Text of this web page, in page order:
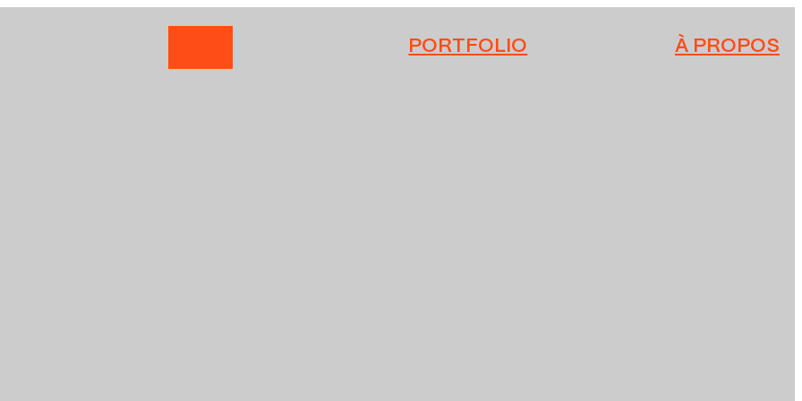
PORTFOLIO À PROPOS